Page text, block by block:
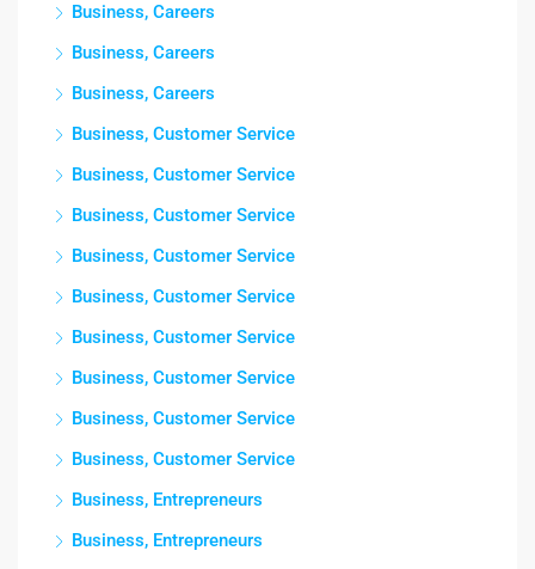
Business, Careers
Business, Careers
Business, Careers
Business, Customer Service
Business, Customer Service
Business, Customer Service
Business, Customer Service
Business, Customer Service
Business, Customer Service
Business, Customer Service
Business, Customer Service
Business, Customer Service
Business, Entrepreneurs
Business, Entrepreneurs